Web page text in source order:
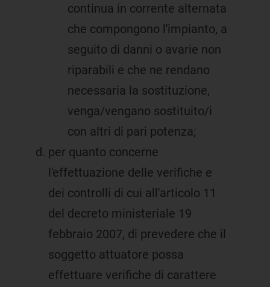
continua in corrente alternata
che compongono l'impianto, a
seguito di danni o avarie non
riparabili e che ne rendano
necessaria la sostituzione,
venga/vengano sostituito/i
con altri di pari potenza;
per quanto concerne
l'effettuazione delle verifiche e
dei controlli di cui all'articolo 11
del decreto ministeriale 19
febbraio 2007, di prevedere che il
soggetto attuatore possa
effettuare verifiche di carattere